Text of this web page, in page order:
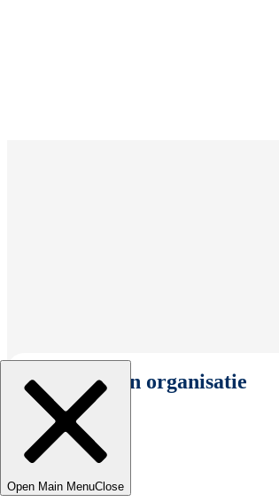
Selecteer een organisatie
Open Main MenuClose